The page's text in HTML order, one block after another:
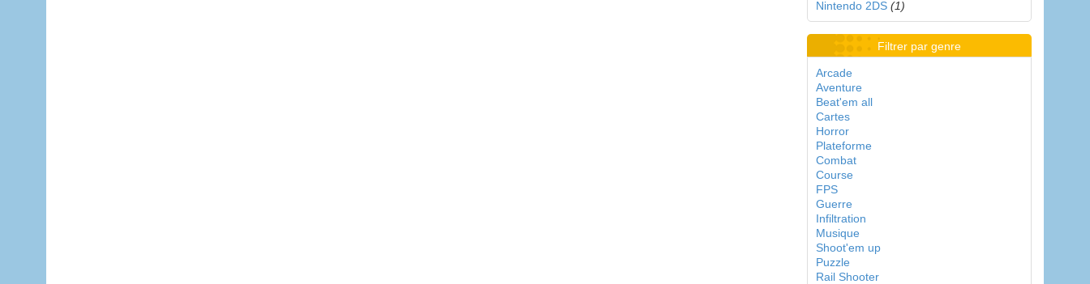
Nintendo 2DS (1)
Filtrer par genre
Arcade
Aventure
Beat'em all
Cartes
Horror
Plateforme
Combat
Course
FPS
Guerre
Infiltration
Musique
Shoot'em up
Puzzle
Rail Shooter